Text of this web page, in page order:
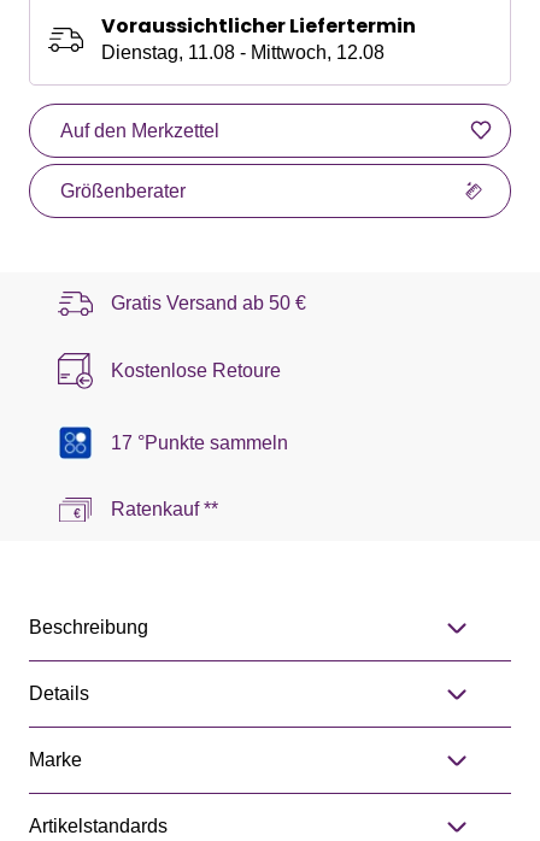
Voraussichtlicher Liefertermin
Dienstag, 11.08 - Mittwoch, 12.08
Auf den Merkzettel
Größenberater
Gratis Versand ab 50 €
Kostenlose Retoure
17 °Punkte sammeln
Ratenkauf **
Beschreibung
Details
Marke
Artikelstandards